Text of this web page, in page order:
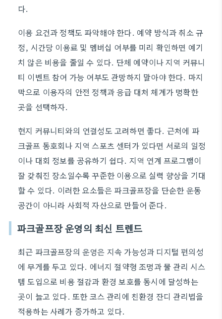
다.
이용 요건과 정책도 파악해야 한다. 예약 방식과 취소 규
정, 시간당 이용료 및 멤버십 여부를 미리 확인하면 예기
치 않은 비용을 줄일 수 있다. 단체 예약이나 지역 커뮤니
티 이벤트 참여 가능 여부도 관망하지 말아야 한다. 마지
막으로 이용자의 안전 정책과 응급 대처 체계가 명확한
곳을 선택하자.
현지 커뮤니티와의 연결성도 고려하면 좋다. 근처에 파
크골프 동호회나 지역 스포츠 센터가 있다면 서로의 일정
이나 대회 정보를 공유하기 쉽다. 지역 연계 프로그램이
잘 갖춰진 장소일수록 꾸준한 이용으로 실력 향상을 기대
할 수 있다. 이러한 요소들은 파크골프장을 단순한 운동
공간이 아니라 사회적 자산으로 만들어 준다.
파크골프장 운영의 최신 트렌드
최근 파크골프장의 운영은 지속 가능성과 디지털 편의성
에 무게를 두고 있다. 에너지 절약형 조명과 물 관리 시스
템 도입으로 비용 절감과 환경 보호를 동시에 달성하는
곳이 늘고 있다. 또한 코스 관리에 친환경 잔디 관리법을
적용하는 사례가 증가하고 있다.